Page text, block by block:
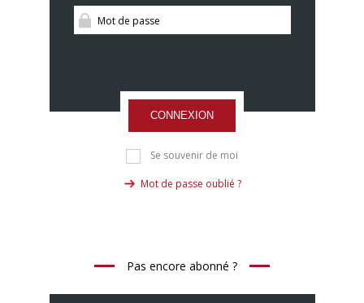
CONNEXION
Se souvenir de moi
Mot de passe oublié ?
Pas encore abonné ?